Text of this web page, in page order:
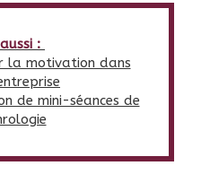
:
la motivation dans
de mini-séances de